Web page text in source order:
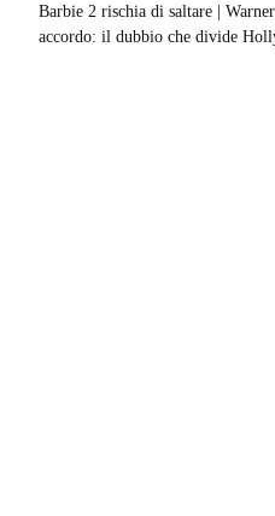
Barbie 2 rischia di saltare |
accordo: il dubbio che divide